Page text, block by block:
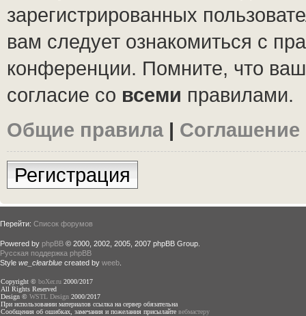
зарегистрированных
вам следует ознакомиться с
конференции. Помните, что
согласие со всеми правилами.
Общие правила |
Регистрация
Перейти: Список форумов
Powered by phpBB © 2000, 2002, 2005, 2007 phpBB Group.
Русская поддержка phpBB
Style we_clearblue created by weeb
Copyright © boXer.ru 2000/2017
All Rights Reserved
Design © WSTL Design 2000/2017
При использовании материалов ссылка на сервер обязательна
Сообщения об ошибках, замечания и пожелания присылайте вебмастеру